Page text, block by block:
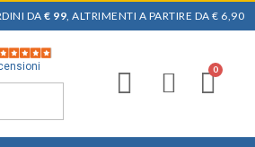
DA € 99, ALTRIMENTI A PARTIRE DA € 6,90